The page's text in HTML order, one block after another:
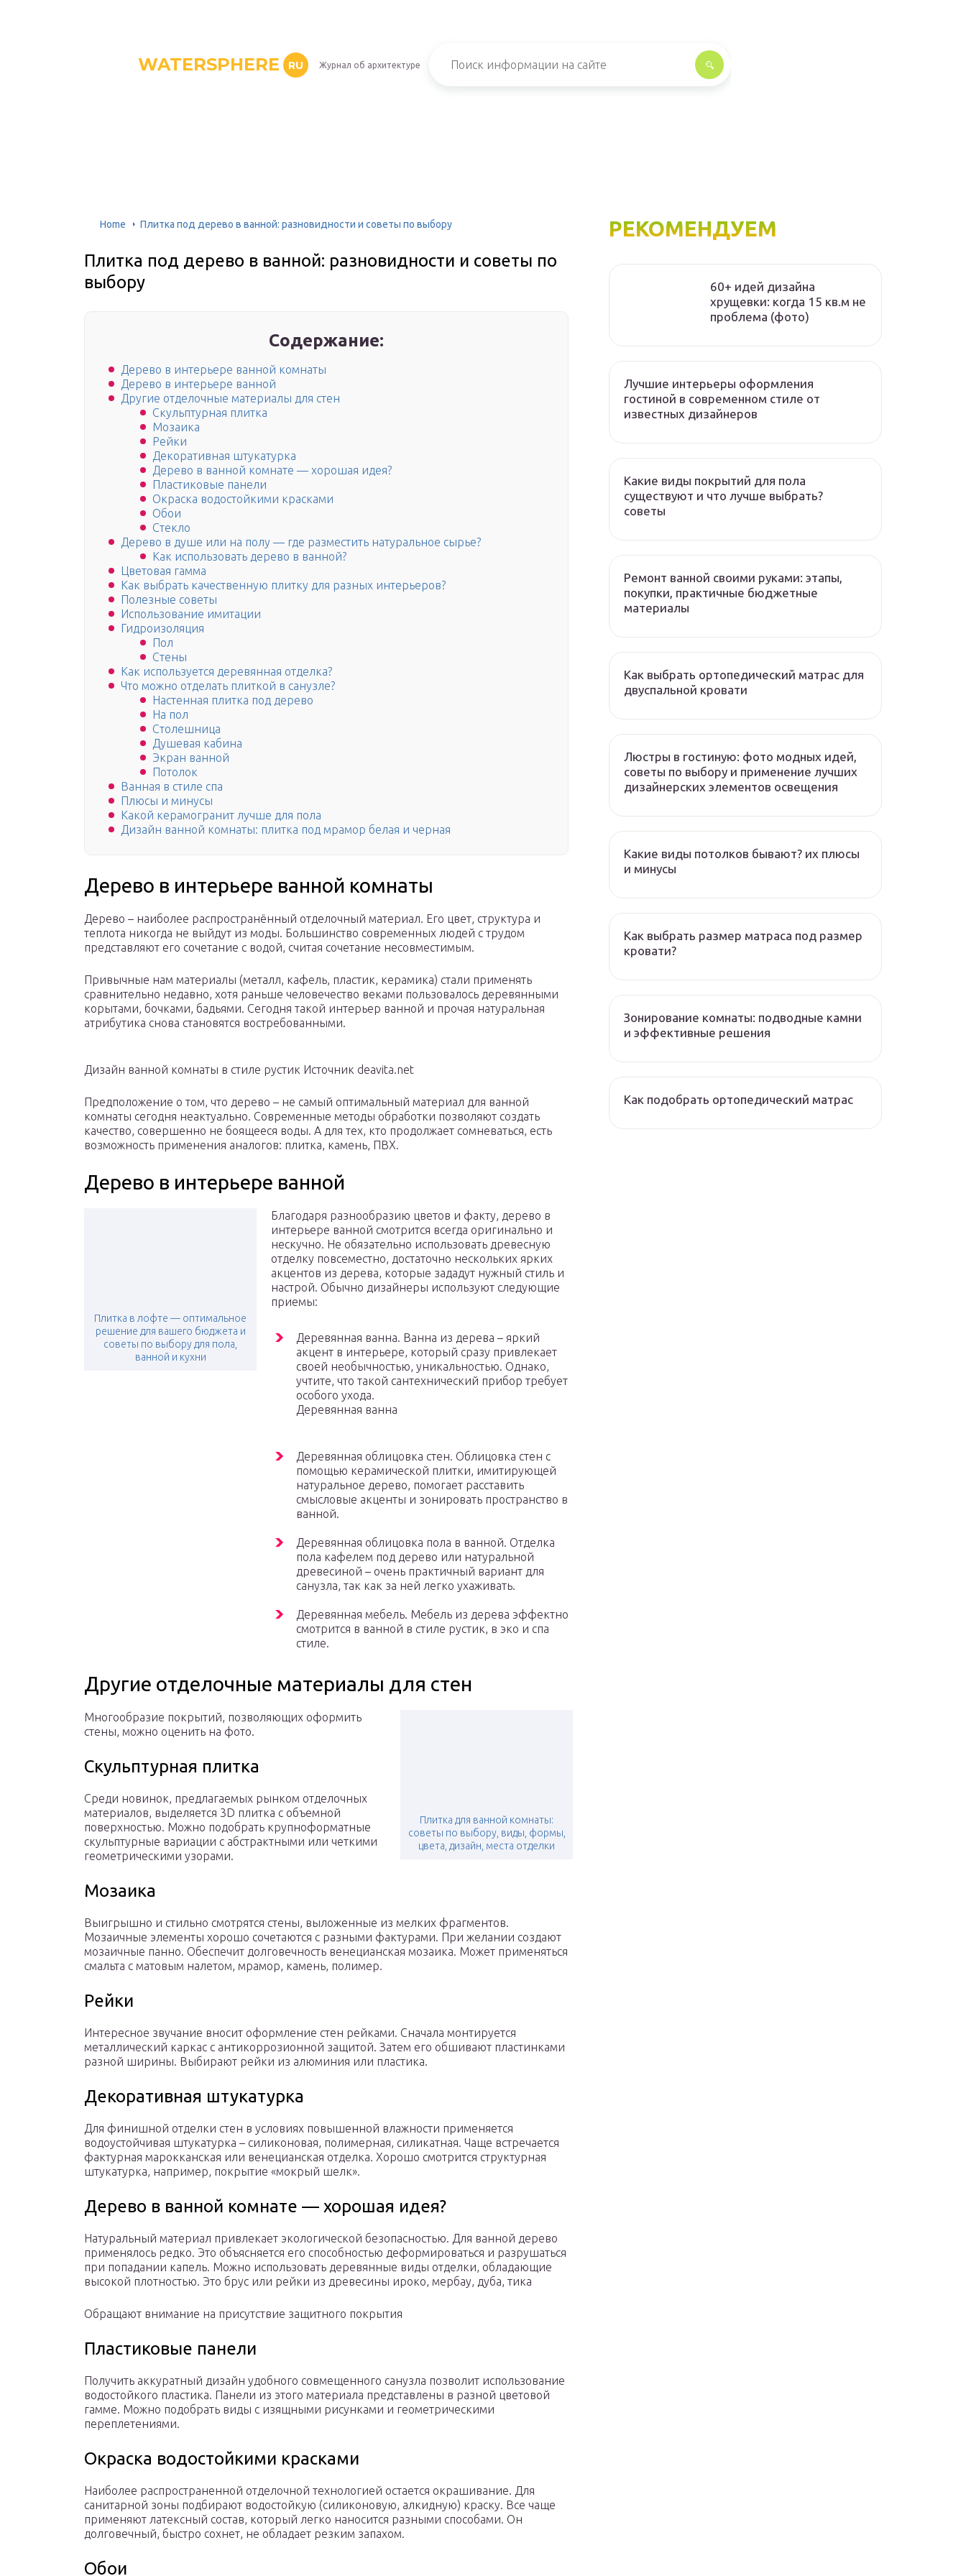
WATERSPHERE RU Журнал об архитектуре
Home Плитка под дерево в ванной: разновидности и советы по выбору
Плитка под дерево в ванной: разновидности и советы по
выбору
Содержание:
Дерево в интерьере ванной комнаты
Дерево в интерьере ванной
Другие отделочные материалы для стен
Скульптурная плитка
Мозаика
Рейки
Декоративная штукатурка
Дерево в ванной комнате — хорошая идея?
Пластиковые панели
Окраска водостойкими красками
Обои
Стекло
Дерево в душе или на полу — где разместить натуральное сырье?
Как использовать дерево в ванной?
Цветовая гамма
Как выбрать качественную плитку для разных интерьеров?
Полезные советы
Использование имитации
Гидроизоляция
Пол
Стены
Как используется деревянная отделка?
Что можно отделать плиткой в санузле?
Настенная плитка под дерево
На пол
Столешница
Душевая кабина
Экран ванной
Потолок
Ванная в стиле спа
Плюсы и минусы
Какой керамогранит лучше для пола
Дизайн ванной комнаты: плитка под мрамор белая и черная
Дерево в интерьере ванной комнаты
Дерево – наиболее распространённый отделочный материал. Его цвет, структура и
теплота никогда не выйдут из моды. Большинство современных людей с трудом
представляют его сочетание с водой, считая сочетание несовместимым.
Привычные нам материалы (металл, кафель, пластик, керамика) стали применять
сравнительно недавно, хотя раньше человечество веками пользовалось деревянными
корытами, бочками, бадьями. Сегодня такой интерьер ванной и прочая натуральная
атрибутика снова становятся востребованными.
Дизайн ванной комнаты в стиле рустик Источник deavita.net
Предположение о том, что дерево – не самый оптимальный материал для ванной
комнаты сегодня неактуально. Современные методы обработки позволяют создать
качество, совершенно не боящееся воды. А для тех, кто продолжает сомневаться, есть
возможность применения аналогов: плитка, камень, ПВХ.
Дерево в интерьере ванной
Плитка в лофте — оптимальное
решение для вашего бюджета и
советы по выбору для пола,
ванной и кухни
Благодаря разнообразию цветов и факту, дерево в
интерьере ванной смотрится всегда оригинально и
нескучно. Не обязательно использовать древесную
отделку повсеместно, достаточно нескольких ярких
акцентов из дерева, которые зададут нужный стиль и
настрой. Обычно дизайнеры используют следующие
приемы:
Деревянная ванна. Ванна из дерева – яркий
акцент в интерьере, который сразу привлекает
своей необычностью, уникальностью. Однако,
учтите, что такой сантехнический прибор требует
особого ухода.
Деревянная ванна
Деревянная облицовка стен. Облицовка стен с
помощью керамической плитки, имитирующей
натуральное дерево, помогает расставить
смысловые акценты и зонировать пространство в
ванной.
Деревянная облицовка пола в ванной. Отделка
пола кафелем под дерево или натуральной
древесиной – очень практичный вариант для
санузла, так как за ней легко ухаживать.
Деревянная мебель. Мебель из дерева эффектно
смотрится в ванной в стиле рустик, в эко и спа
стиле.
Другие отделочные материалы для стен
Плитка для ванной комнаты:
советы по выбору, виды, формы,
цвета, дизайн, места отделки
Многообразие покрытий, позволяющих оформить
стены, можно оценить на фото.
Скульптурная плитка
Среди новинок, предлагаемых рынком отделочных
материалов, выделяется 3D плитка с объемной
поверхностью. Можно подобрать крупноформатные
скульптурные вариации с абстрактными или четкими
геометрическими узорами.
Мозаика
Выигрышно и стильно смотрятся стены, выложенные из мелких фрагментов.
Мозаичные элементы хорошо сочетаются с разными фактурами. При желании создают
мозаичные панно. Обеспечит долговечность венецианская мозаика. Может применяться
смальта с матовым налетом, мрамор, камень, полимер.
Рейки
Интересное звучание вносит оформление стен рейками. Сначала монтируется
металлический каркас с антикоррозионной защитой. Затем его обшивают пластинками
разной ширины. Выбирают рейки из алюминия или пластика.
Декоративная штукатурка
Для финишной отделки стен в условиях повышенной влажности применяется
водоустойчивая штукатурка – силиконовая, полимерная, силикатная. Чаще встречается
фактурная марокканская или венецианская отделка. Хорошо смотрится структурная
штукатурка, например, покрытие «мокрый шелк».
Дерево в ванной комнате — хорошая идея?
Натуральный материал привлекает экологической безопасностью. Для ванной дерево
применялось редко. Это объясняется его способностью деформироваться и разрушаться
при попадании капель. Можно использовать деревянные виды отделки, обладающие
высокой плотностью. Это брус или рейки из древесины ироко, мербау, дуба, тика
Обращают внимание на присутствие защитного покрытия
Пластиковые панели
Получить аккуратный дизайн удобного совмещенного санузла позволит использование
водостойкого пластика. Панели из этого материала представлены в разной цветовой
гамме. Можно подобрать виды с изящными рисунками и геометрическими
переплетениями.
Окраска водостойкими красками
Наиболее распространенной отделочной технологией остается окрашивание. Для
санитарной зоны подбирают водостойкую (силиконовую, алкидную) краску. Все чаще
применяют латексный состав, который легко наносится разными способами. Он
долговечный, быстро сохнет, не обладает резким запахом.
Обои
РЕКОМЕНДУЕМ
60+ идей дизайна
хрущевки: когда 15 кв.м не
проблема (фото)
Лучшие интерьеры оформления
гостиной в современном стиле от
известных дизайнеров
Какие виды покрытий для пола
существуют и что лучше выбрать?
советы
Ремонт ванной своими руками: этапы,
покупки, практичные бюджетные
материалы
Как выбрать ортопедический матрас для
двуспальной кровати
Люстры в гостиную: фото модных идей,
советы по выбору и применение лучших
дизайнерских элементов освещения
Какие виды потолков бывают? их плюсы
и минусы
Как выбрать размер матраса под размер
кровати?
Зонирование комнаты: подводные камни
и эффективные решения
Как подобрать ортопедический матрас